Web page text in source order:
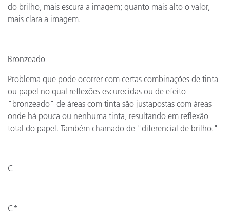
do brilho, mais escura a imagem; quanto mais alto o valor,
mais clara a imagem.
Bronzeado
Problema que pode ocorrer com certas combinações de tinta
ou papel no qual reflexões escurecidas ou de efeito
"bronzeado" de áreas com tinta são justapostas com áreas
onde há pouca ou nenhuma tinta, resultando em reflexão
total do papel. Também chamado de "diferencial de brilho."
C
C*